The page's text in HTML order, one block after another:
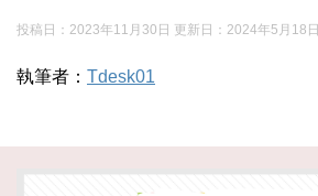
投稿日：2023年11月30日 更新日： 2024年5月18日
執筆者： Tdesk01